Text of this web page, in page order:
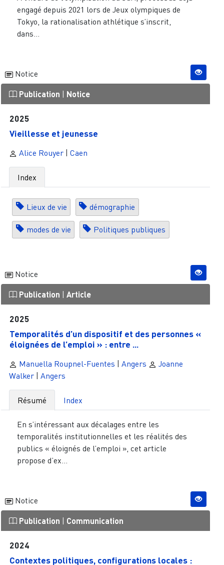
engagé depuis 2021 lors de Jeux olympiques de
Tokyo, la rationalisation athlétique s’inscrit,
dans...
Notice
Publication Notice
2025
Vieillesse et jeunesse
Alice Rouyer| Caen
Index
Lieux de vie démographie
modes de vie Politiques publiques
Notice
Publication Article
2025
Temporalités d’un dispositif et des personnes «
éloignées de l’emploi » : entre ...
Manuella Roupnel-Fuentes Angers
Joanne
Walker| Angers
Résumé Index
En s’intéressant aux décalages entre les
temporalités institutionnelles et les réalités des
publics « éloignés de l’emploi », cet article
propose d’ex...
Notice
Publication Communication
2024
Contextes politiques, configurations locales :